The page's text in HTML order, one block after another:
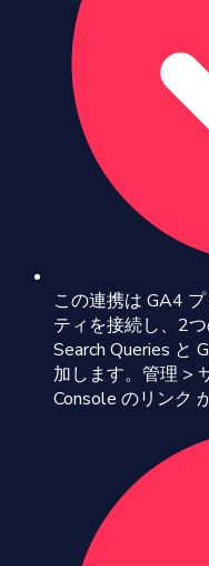
この連携は GA4
ティを接続し、2
Search Queries と
加します。管理 >
Console のリンク